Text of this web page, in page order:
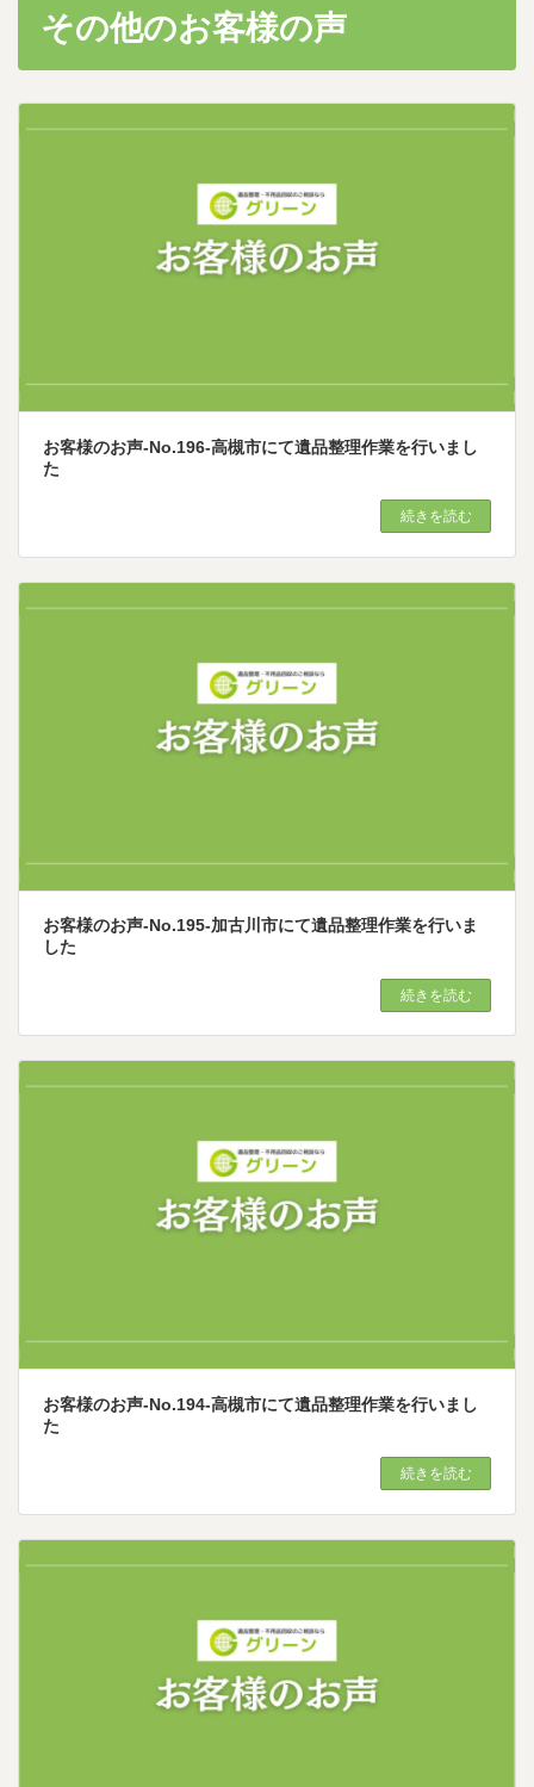
その他のお客様の声
お客様のお声-No.196-高槻市にて遺品整理作業を行いまし
た
続きを読む
お客様のお声-No.195-加古川市にて遺品整理作業を行いま
した
続きを読む
お客様のお声-No.194-高槻市にて遺品整理作業を行いまし
た
続きを読む